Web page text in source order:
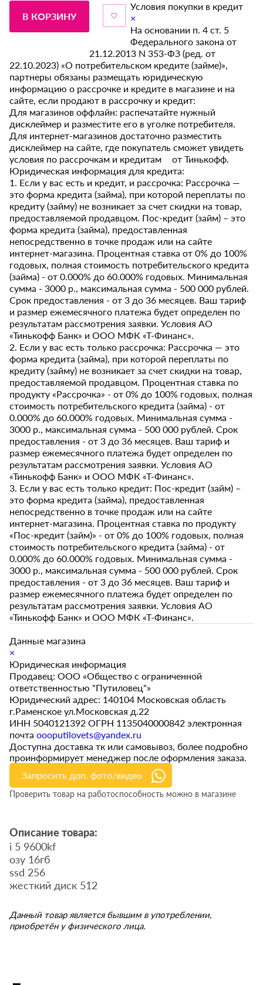
В КОРЗИНУ
Условия покупки в кредит
×
На основании п. 4 ст. 5
Федерального закона от
21.12.2013 N 353-ФЗ (ред. от
22.10.2023) «О потребительском кредите (займе)»,
партнеры обязаны размещать юридическую
информацию о рассрочке и кредите в магазине и на
сайте, если продают в рассрочку и кредит:
Для магазинов оффлайн: распечатайте нужный
дисклеймер и разместите его в уголке потребителя.
Для интернет-магазинов достаточно разместить
дисклеймер на сайте, где покупатель сможет увидеть
условия по рассрочкам и кредитам от Тинькофф.
Юридическая информация для кредита:
1. Если у вас есть и кредит, и рассрочка: Рассрочка —
это форма кредита (займа), при которой переплаты по
кредиту (займу) не возникает за счет скидки на товар,
предоставляемой продавцом. Пос-кредит (займ) – это
форма кредита (займа), предоставленная
непосредственно в точке продаж или на сайте
интернет-магазина. Процентная ставка от 0% до 100%
годовых, полная стоимость потребительского кредита
(займа) - от 0.000% до 60.000% годовых. Минимальная
сумма - 3000 р., максимальная сумма - 500 000 рублей.
Срок предоставления - от 3 до 36 месяцев. Ваш тариф
и размер ежемесячного платежа будет определен по
результатам рассмотрения заявки. Условия АО
«Тинькофф Банк» и ООО МФК «Т-Финанс».
2. Если у вас есть только рассрочка: Рассрочка — это
форма кредита (займа), при которой переплаты по
кредиту (займу) не возникает за счет скидки на товар,
предоставляемой продавцом. Процентная ставка по
продукту «Рассрочка» - от 0% до 100% годовых, полная
стоимость потребительского кредита (займа) - от
0.000% до 60.000% годовых. Минимальная сумма -
3000 р., максимальная сумма - 500 000 рублей. Срок
предоставления - от 3 до 36 месяцев. Ваш тариф и
размер ежемесячного платежа будет определен по
результатам рассмотрения заявки. Условия АО
«Тинькофф Банк» и ООО МФК «Т-Финанс».
3. Если у вас есть только кредит: Пос-кредит (займ) –
это форма кредита (займа), предоставленная
непосредственно в точке продаж или на сайте
интернет-магазина. Процентная ставка по продукту
«Пос-кредит (займ)» - от 0% до 100% годовых, полная
стоимость потребительского кредита (займа) - от
0.000% до 60.000% годовых. Минимальная сумма -
3000 р., максимальная сумма - 500 000 рублей. Срок
предоставления - от 3 до 36 месяцев. Ваш тариф и
размер ежемесячного платежа будет определен по
результатам рассмотрения заявки. Условия АО
«Тинькофф Банк» и ООО МФК «Т-Финанс».
Данные магазина
×
Юридическая информация
Продавец: ООО «Общество с ограниченной
ответственностью "Путиловец"»
Юридический адрес: 140104 Московская область
г.Раменское ул.Московская д.22
ИНН 5040121392 ОГРН 1135040000842 электронная
почтаoooputilovets@yandex.ru
Доступна доставка тк или самовывоз, более подробно
проинформирует менеджер после оформления заказа.
Запросить доп. фото/видео
Проверить товар на работоспособность можно в магазине
Описание товара:
i 5 9600kf
озу 16гб
ssd 256
жесткий диск 512
Данный товар является бывшим в употреблении,
приобретён у физического лица.